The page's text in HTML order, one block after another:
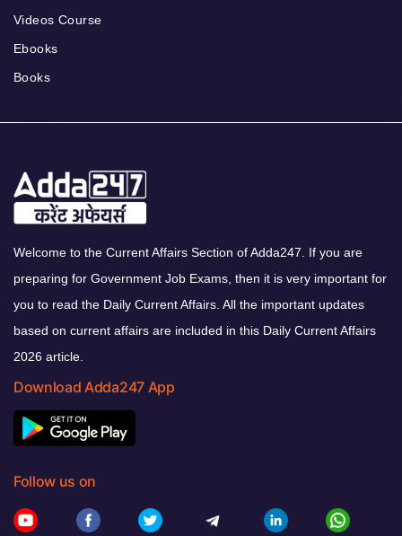
Videos Course
Ebooks
Books
Welcome to the Current Affairs Section of Adda247. If you are
preparing for Government Job Exams, then it is very important for
you to read the Daily Current Affairs. All the important updates
based on current affairs are included in this Daily Current Affairs
2026 article.
Download Adda247 App
Follow us on